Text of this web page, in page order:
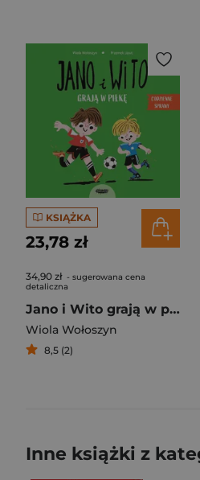
KSIĄŻKA
23,78 zł
34,90 zł - sugerowana cena
detaliczna
Jano i Wito grają w piłkę
Wiola Wołoszyn
8,5 (2)
Inne książki z